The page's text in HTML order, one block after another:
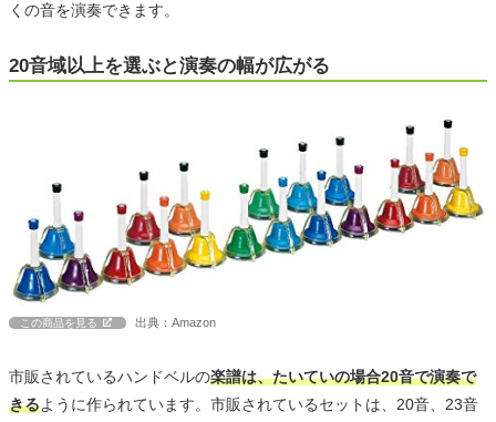
くの音を演奏できます。
20音域以上を選ぶと演奏の幅が広がる
この商品を見る 出典：Amazon
市販されているハンドベルの楽譜は、たいていの場合20音で演奏で
きるように作られています。市販されているセットは、20音、23音